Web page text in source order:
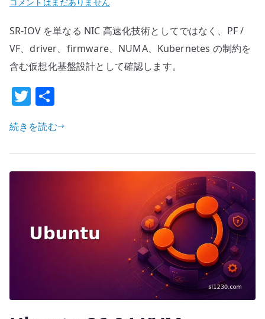
と
は
何
高
速
で
は
SR-IOV を単なる NIC 高速化技術としてではなく、PF /
VF、driver、firmware、NUMA、Kubernetes の制約を
含む仮想化基盤設計として確認します。
T
w
it
te
r
続きを読む